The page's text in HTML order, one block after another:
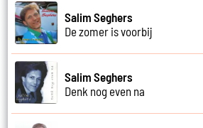
Salim Seghers
De zomer is voorbij
Salim Seghers
Denk nog even na